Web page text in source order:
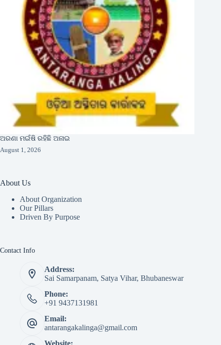
ଅରଣା ମଇଁଷି ରହିଛି ଅନାଇ
August 1, 2026
About Us
About Organization
Our Pillars
Driven By Purpose​
Contact Info
Address:
Sai Samarpanam, Satya Vihar, Bhubaneswar
Phone:
+91 9437131981
Email:
antarangakalinga@gmail.com
Website: